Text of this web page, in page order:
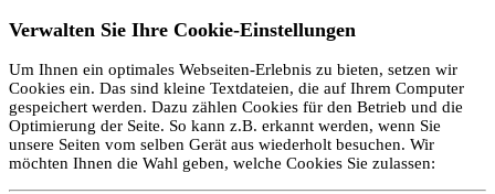
Verwalten Sie Ihre Cookie-Einstellungen
Um Ihnen ein optimales Webseiten-Erlebnis zu bieten, setzen wir
Cookies ein. Das sind kleine Textdateien, die auf Ihrem Computer
gespeichert werden. Dazu zählen Cookies für den Betrieb und die
Optimierung der Seite. So kann z.B. erkannt werden, wenn Sie
unsere Seiten vom selben Gerät aus wiederholt besuchen. Wir
möchten Ihnen die Wahl geben, welche Cookies Sie zulassen: